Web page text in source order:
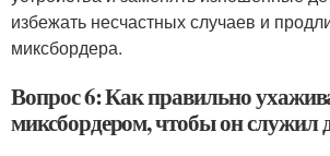
избежать несчастных случаев и
миксбордера.
Вопрос 6: Как правильно
миксбордером, чтобы он служил